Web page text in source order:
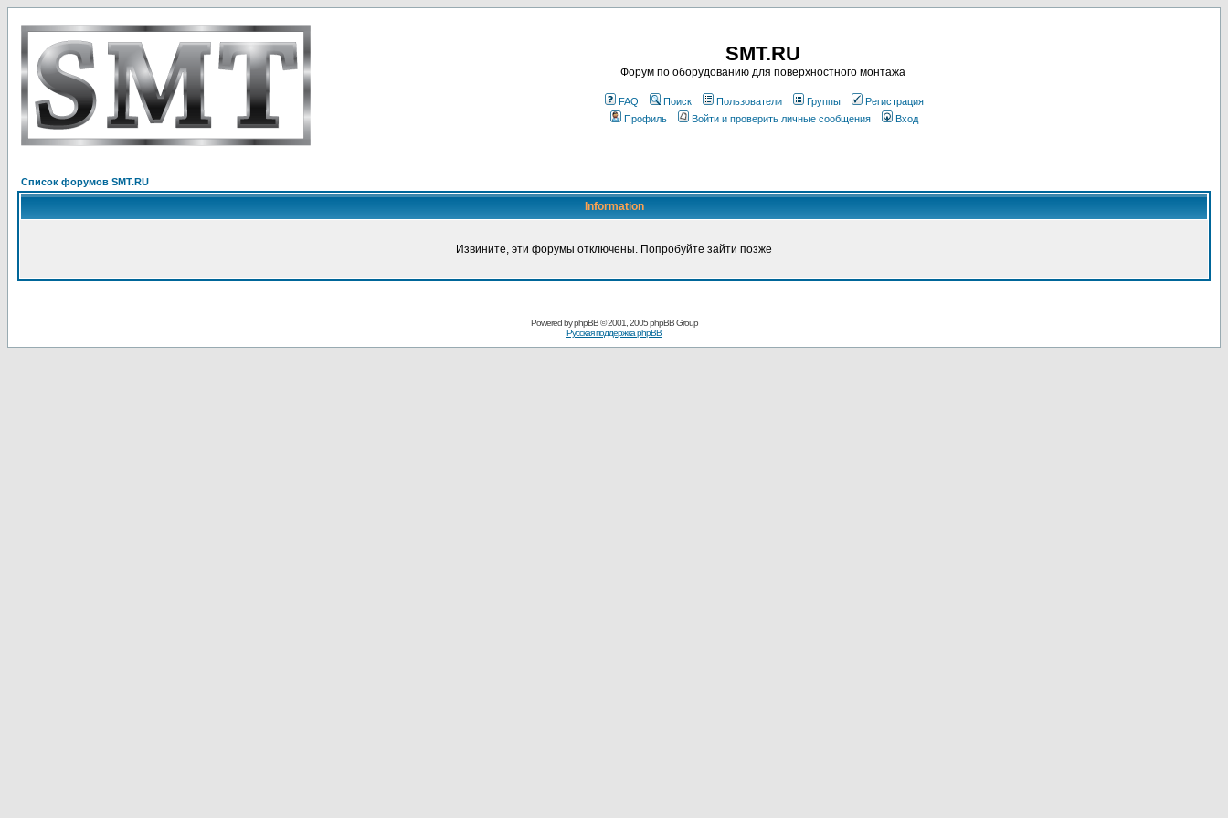
SMT.RU
Форум по оборудованию для поверхностного монтажа
FAQ Поиск Пользователи Группы
Регистрация
Профиль
Войти и проверить личные сообщения Вход
Список форумов SMT.RU
Information
Извините, эти форумы отключены. Попробуйте зайти позже
Powered byphpBB© 2001, 2005 phpBB Group
Русская поддержка phpBB